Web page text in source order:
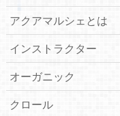
アクアマルシェとは
インストラクター
オーガニック
クロール